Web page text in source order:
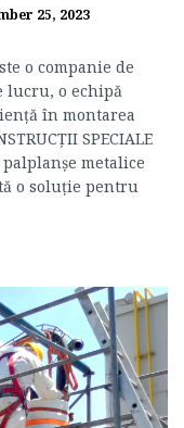
25, 2023
o companie de
lucru, o echipă
în montarea
SPECIALE
metalice
o soluţie pentru